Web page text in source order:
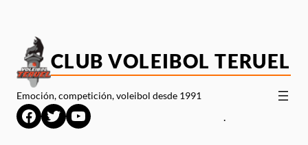
contenido
CLUB VOLEIBOL TERUEL
Emoción, competición, voleibol desde 1991
Facebook
TwitterYouTube .